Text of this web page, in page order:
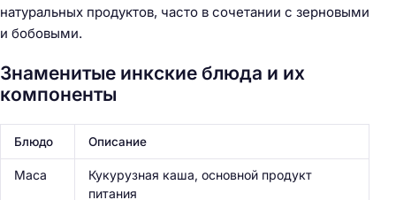
натуральных продуктов, часто в сочетании с зерновыми
и бобовыми.
Знаменитые инкские блюда и их
компоненты
Блюдо Описание
Маса
Кукурузная каша, основной продукт
питания